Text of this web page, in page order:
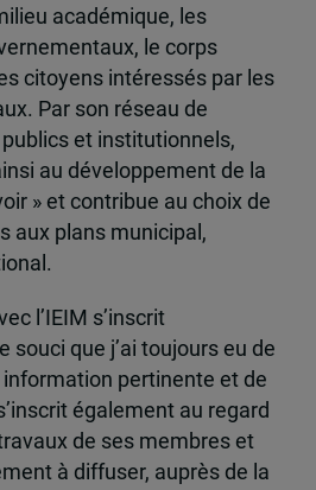
académique, les
le corps
citoyens intéressés par les
Par son réseau de
et institutionnels,
au développement de la
» et contribue au choix de
aux plans municipal,
l’IEIM s’inscrit
souci que j’ai toujours eu de
information pertinente et de
également au regard
de ses membres et
à diffuser, auprès de la